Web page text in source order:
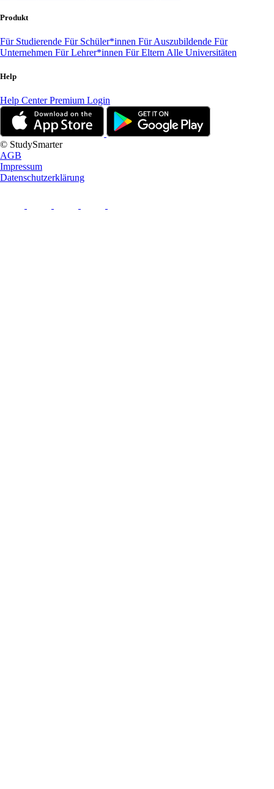
Produkt
Für Studierende Für Schüler*innen Für Auszubildende Für
Unternehmen Für Lehrer*innen Für Eltern Alle Universitäten
Help
Help CenterPremium Login
© StudySmarter
AGB
Impressum
Datenschutzerklärung